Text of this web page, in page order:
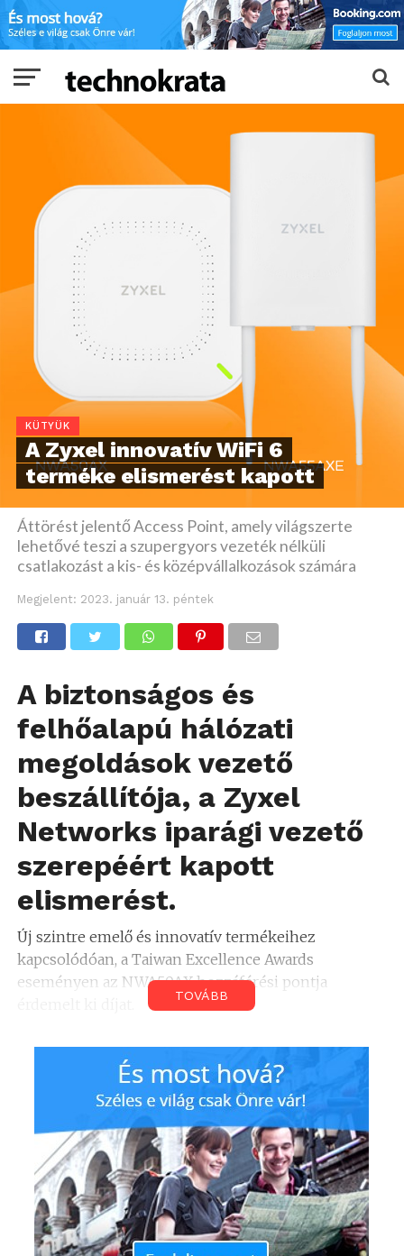
KÜTYÜK
A Zyxel innovatív WiFi 6
terméke elismerést kapott
Áttörést jelentő Access Point, amely világszerte
lehetővé teszi a szupergyors vezeték nélküli
csatlakozást a kis- és középvállalkozások számára
Megjelent: 2023. január 13. péntek
A biztonságos és
felhőalapú hálózati
megoldások vezető
beszállítója, a Zyxel
Networks iparági vezető
szerepéért kapott
elismerést.
Új szintre emelő és innovatív termékeihez
kapcsolódóan, a Taiwan Excellence Awards
eseményen az NWA50AX hozzáférési pontja
A WiFi 6 kompatibilis, kétrádiós PoE hozzáférési
pont elismerését tavaly év végén Tajpejben adták át,
és így a Zyxel által eddig bezsebelt Taiwan
Excellence Awards díjak száma közel 100-ra
emelkedik.
A szervezők elmondták, hogy az idei év
nyerteseinek mindegyikére jellemző volt az
innováció, különösen az 5G, a mesterséges
intelligencia, a big data, az IoT és a VR kiaknázása az
TOVÁBB